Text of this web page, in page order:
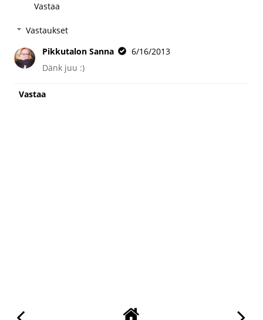
Vastaa
Vastaukset
Pikkutalon Sanna
6/16/2013
Dänk juu :)
Vastaa